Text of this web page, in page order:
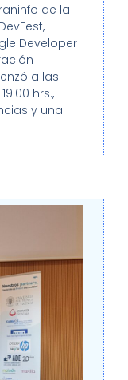
de la
Developer
a las
hrs.,
y una